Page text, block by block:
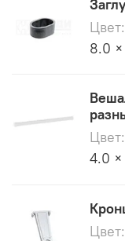
8.0
4.0